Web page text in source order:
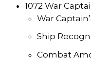
1072 War
War
Ship
Combat